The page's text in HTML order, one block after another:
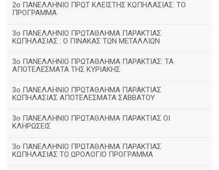
2ο ΠΑΝΕΛΛΗΝΙΟ ΠΡΩΤ ΚΛΕΙΣΤΗΣ ΚΩΠΗΛΑΣΙΑΣ: ΤΟ
ΠΡΟΓΡΑΜΜΑ
3ο ΠΑΝΕΛΛΗΝΙΟ ΠΡΩΤΑΘΛΗΜΑ ΠΑΡΑΚΤΙΑΣ
ΚΩΠΗΛΑΣΙΑΣ : Ο ΠΙΝΑΚΑΣ ΤΩΝ ΜΕΤΑΛΛΙΩΝ
3o ΠΑΝΕΛΛΗΝΙΟ ΠΡΩΤΑΘΛΗΜΑ ΠΑΡΑΚΤΙΑΣ: ΤΑ
ΑΠΟΤΕΛΕΣΜΑΤΑ ΤΗΣ ΚΥΡΙΑΚΗΣ
3ο ΠΑΝΕΛΛΗΝΙΟ ΠΡΩΤΑΘΛΗΜΑ ΠΑΡΑΚΤΙΑΣ
ΚΩΠΗΛΑΣΙΑΣ ΑΠΟΤΕΛΕΣΜΑΤΑ ΣΑΒΒΑΤΟΥ
3ο ΠΑΝΕΛΛΗΝΙΟ ΠΡΩΤΑΘΛΗΜΑ ΠΑΡΑΚΤΙΑΣ ΟΙ
ΚΛΗΡΩΣΕΙΣ
3ο ΠΑΝΕΛΛΗΝΙΟ ΠΡΩΤΑΘΛΗΜΑ ΠΑΡΑΚΤΙΑΣ
ΚΩΠΗΛΑΣΙΑΣ ΤΟ ΩΡΟΛΟΓΙΟ ΠΡΟΓΡΑΜΜΑ